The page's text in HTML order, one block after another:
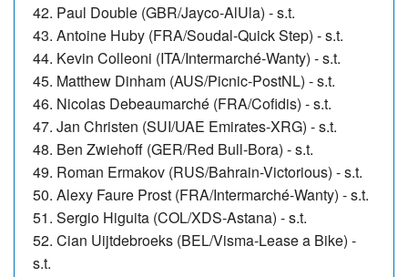
42. Paul Double (GBR/Jayco-AlUla) - s.t.
43. Antoine Huby (FRA/Soudal-Quick Step) - s.t.
44. Kevin Colleoni (ITA/Intermarché-Wanty) - s.t.
45. Matthew Dinham (AUS/Picnic-PostNL) - s.t.
46. Nicolas Debeaumarché (FRA/Cofidis) - s.t.
47. Jan Christen (SUI/UAE Emirates-XRG) - s.t.
48. Ben Zwiehoff (GER/Red Bull-Bora) - s.t.
49. Roman Ermakov (RUS/Bahrain-Victorious) - s.t.
50. Alexy Faure Prost (FRA/Intermarché-Wanty) - s.t.
51. Sergio Higuita (COL/XDS-Astana) - s.t.
52. Cian Uijtdebroeks (BEL/Visma-Lease a Bike) -
s.t.